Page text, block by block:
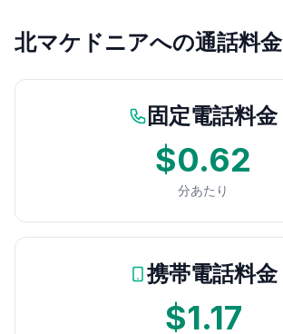
北マケドニアへの通話料金
固定電話料金
$0.62
分あたり
携帯電話料金
$1.17